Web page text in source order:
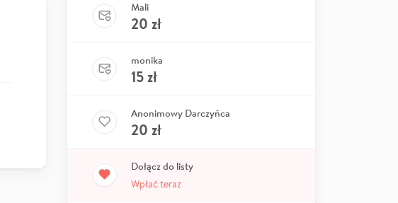
Mali
20 zł
monika
15zł
Anonimowy Darczyńca
20 zł
Dołącz do listy
Wpłać teraz